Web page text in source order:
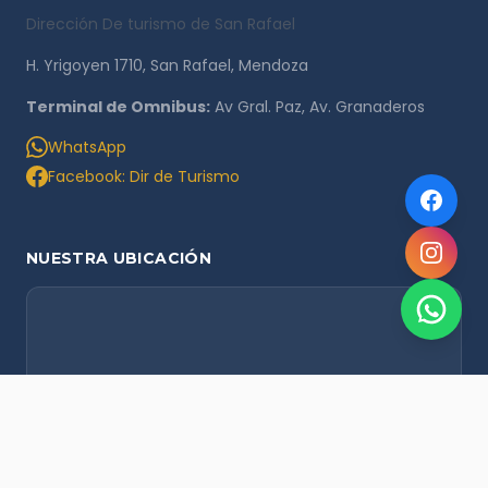
Dirección De turismo de San Rafael
H. Yrigoyen 1710, San Rafael, Mendoza
Terminal de Omnibus: Av Gral. Paz, Av. Granaderos
WhatsApp
Facebook: Dir de Turismo
NUESTRA UBICACIÓN